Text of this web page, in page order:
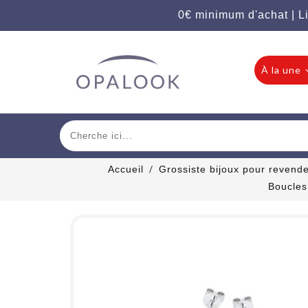
0€ minimum d'achat |
À la une
Accueil
Grossiste bijoux pour